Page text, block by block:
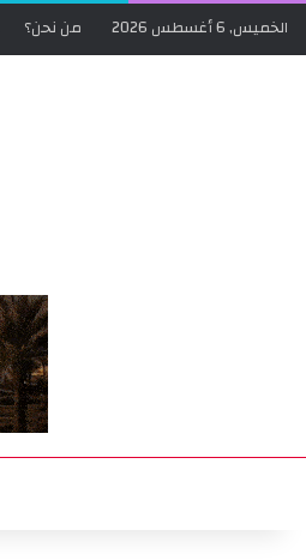
الخميس, 6 أغسطس 2026 من نحن؟